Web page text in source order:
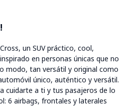
un SUV práctico, cool,
en personas únicas que no
modo, tan versátil y original como
único, auténtico y versátil.
cuidarte a ti y tus pasajeros de lo
6 airbags, frontales y laterales